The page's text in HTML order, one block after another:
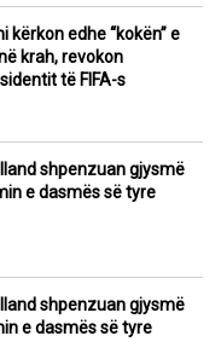
kërkon edhe “kokën” e
krah, revokon
të FIFA-s
shpenzuan gjysmë
e dasmës së tyre
shpenzuan gjysmë
e dasmës së tyre